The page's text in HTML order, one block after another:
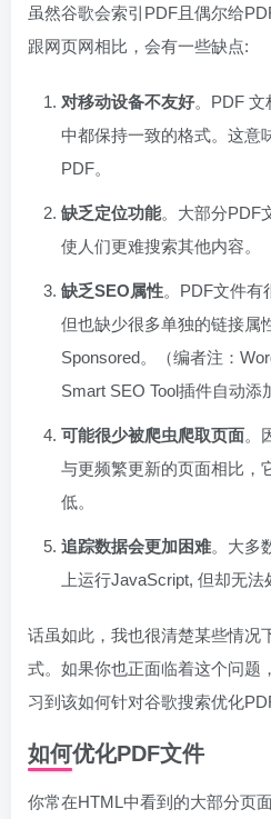
虽然谷歌会索引PDF且偶尔给
跟网页网相比，会有一些缺点:
对移动设备不友好。PDF 文
中都保持一致的格式。这意
PDF。
缺乏定位功能。大部分PDF
使人们更难搜索其他内容。
缺乏SEO属性。PDF文件有
但也缺少很多单独的链接属
Sponsored。（编者注：
Smart SEO Tool插件自动添
可能很少被爬虫爬取页面。
与更频繁更新的页面相比，
低。
追踪数据会更加困难。大多
上运行JavaScript, 但却无法
话虽如此，我也很清楚某些情况
式。如果你也正面临着这个问题
习到该如何针对谷歌搜索优化
如何优化PDF文件
你常在HTML中看到的大部分页